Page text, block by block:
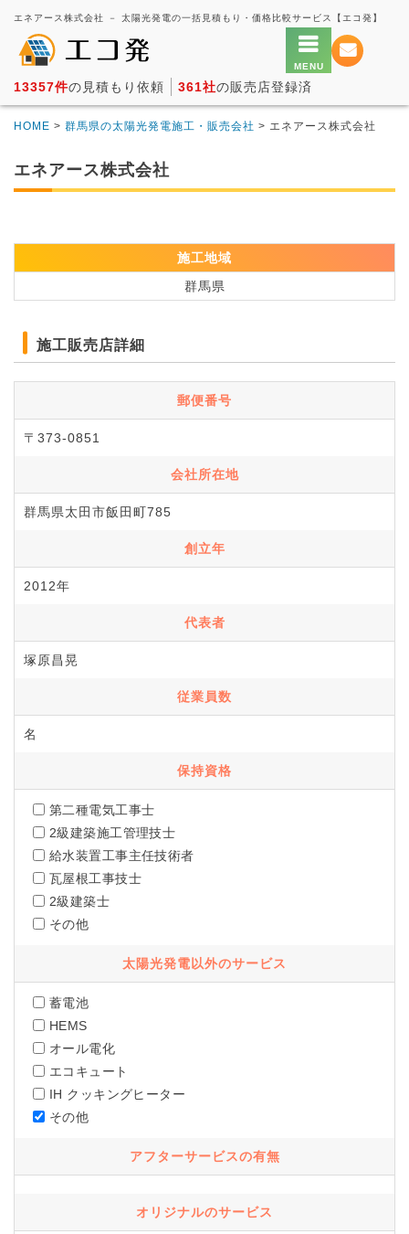
エネアース株式会社 － 太陽光発電の一括見積もり・価格比較サービス【エコ発】
13357件の見積もり依頼 361社の販売店登録済
HOME > 群馬県の太陽光発電施工・販売会社 > エネアース株式会社
エネアース株式会社
施工地域
群馬県
施工販売店詳細
郵便番号
〒373-0851
会社所在地
群馬県太田市飯田町785
創立年
2012年
代表者
塚原昌晃
従業員数
名
保持資格
第二種電気工事士
2級建築施工管理技士
給水装置工事主任技術者
瓦屋根工事技士
2級建築士
その他
太陽光発電以外のサービス
蓄電池
HEMS
オール電化
エコキュート
IH クッキングヒーター
その他
アフターサービスの有無
オリジナルのサービス